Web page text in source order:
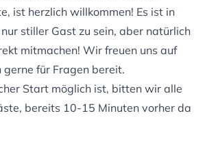
ist herzlich willkommen! Es ist in
stiller Gast zu sein, aber natürlich
mitmachen! Wir freuen uns auf
gerne für Fragen bereit.
Start möglich ist, bitten wir alle
bereits 10-15 Minuten vorher da